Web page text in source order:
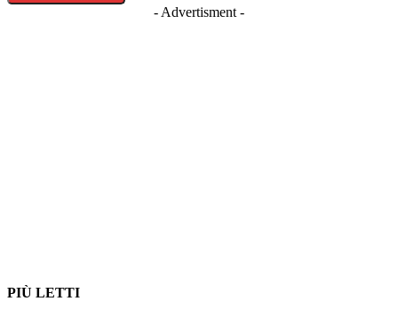
- Advertisment -
PIÙ LETTI